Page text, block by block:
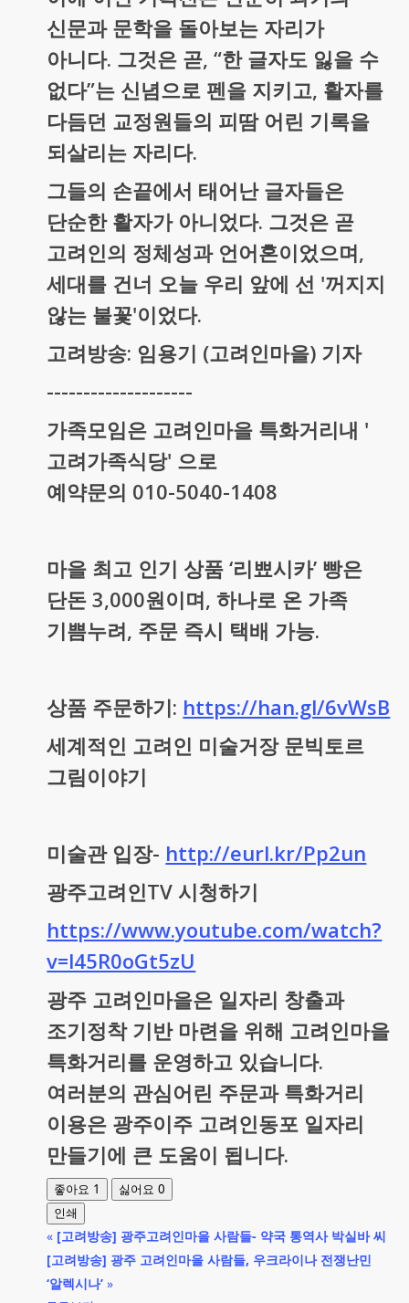
신문과 문학을 돌아보는 자리가
아니다. 그것은 곧, “한 글자도 잃을 수
없다”는 신념으로 펜을 지키고, 활자를
다듬던 교정원들의 피땀 어린 기록을
되살리는 자리다.
그들의 손끝에서 태어난 글자들은
단순한 활자가 아니었다. 그것은 곧
고려인의 정체성과 언어혼이었으며,
세대를 건너 오늘 우리 앞에 선 '꺼지지
않는 불꽃'이었다.
고려방송: 임용기 (고려인마을) 기자
--------------------
가족모임은 고려인마을 특화거리내 '
고려가족식당' 으로
예약문의 010-5040-1408
마을 최고 인기 상품 ‘리뾰시카’ 빵은
단돈 3,000원이며, 하나로 온 가족
기쁨누려, 주문 즉시 택배 가능.
상품 주문하기: https://han.gl/6vWsB
세계적인 고려인 미술거장 문빅토르
그림이야기
미술관 입장- http://eurl.kr/Pp2un
광주고려인TV 시청하기
https://www.youtube.com/watch?
v=l45R0oGt5zU
광주 고려인마을은 일자리 창출과
조기정착 기반 마련을 위해 고려인마을
특화거리를 운영하고 있습니다.
여러분의 관심어린 주문과 특화거리
이용은 광주이주 고려인동포 일자리
만들기에 큰 도움이 됩니다.
좋아요 1 싫어요0
인쇄
« [고려방송] 광주고려인마을 사람들- 약국 통역사 박실바 씨
[고려방송] 광주 고려인마을 사람들, 우크라이나 전쟁난민
‘알렉시나’ »